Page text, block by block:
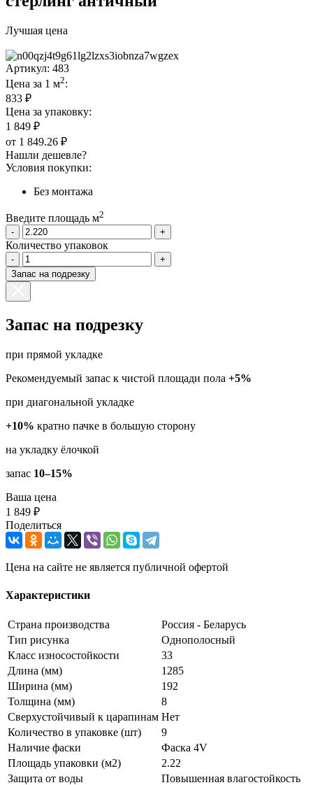
Лучшая цена
Артикул: 483
Цена за 1 м2:
833 ₽
Цена за упаковку:
1 849 ₽
от 1 849.26 ₽
Нашли дешевле?
Условия покупки:
Без монтажа
Введите площадь м2
-
+
Количество упаковок
-
+
Запас на подрезку
Запас на подрезку
при прямой укладке
Рекомендуемый запас к чистой площади пола +5%
при диагональной укладке
+10% кратно пачке в большую сторону
на укладку ёлочкой
запас 10–15%
Ваша цена
1 849 ₽
Поделиться
Цена на сайте не является публичной офертой
Характеристики
Страна производства
Россия - Беларусь
Тип рисунка
Однополосный
Класс износостойкости
33
Длина (мм)
1285
Ширина (мм)
192
Толщина (мм)
8
Сверхустойчивый к царапинам Нет
Количество в упаковке (шт)
9
Наличие фаски
Фаска 4V
Площадь упаковки (м2)
2.22
Защита от воды
Повышенная влагостойкость